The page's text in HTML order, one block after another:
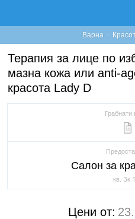
Варна ·
Терапия за лице по
мазна кожа или anti-
красота Lady D
Грабнати
Салон за
кв. Зк
Цени от: